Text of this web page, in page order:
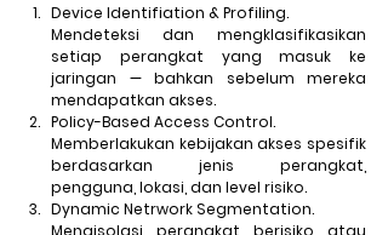
Device Identifiation & Profiling.
Mendeteksi dan mengklasifikasikan
setiap perangkat yang masuk ke
jaringan — bahkan sebelum mereka
mendapatkan akses.
Policy-Based Access Control.
Memberlakukan kebijakan akses spesifik
berdasarkan jenis perangkat,
pengguna, lokasi, dan level risiko.
Dynamic Netrwork Segmentation.
Mengisolasi perangkat berisiko atau